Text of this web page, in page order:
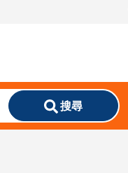
搜尋